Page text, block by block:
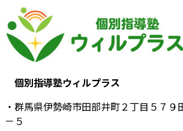
個別指導塾ウィルプラス
・群馬県伊勢崎市田部井町２丁目５７９
－５